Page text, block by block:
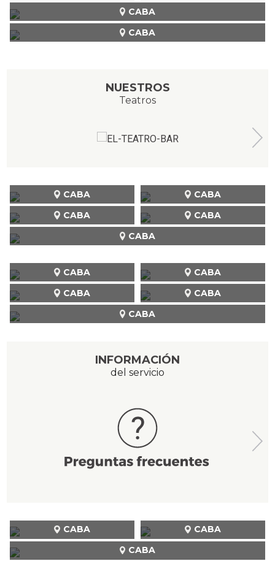
CABA
CABA
NUESTROS
Teatros
CABA
CABA
CABA
CABA
CABA
CABA
CABA
CABA
CABA
CABA
INFORMACIÓN
del servicio
CABA
CABA CABA